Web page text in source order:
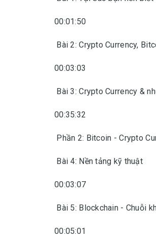
00:01:50
Bài 2: Crypto Currency,
00:03:03
Bài 3: Crypto Currency &
00:35:32
Phần 2: Bitcoin - Crypto
Bài 4: Nền tảng kỹ thuật
00:03:07
Bài 5: Blockchain - Chuỗi
00:05:01